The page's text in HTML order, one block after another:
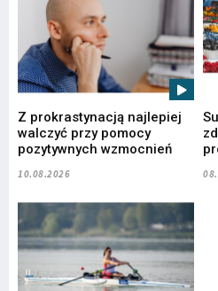
Z prokrastynacją najlepiej
walczyć przy pomocy
pozytywnych wzmocnień
10.08.2026